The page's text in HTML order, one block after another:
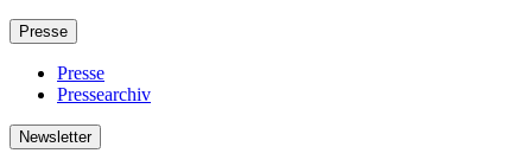
Presse
Presse
Pressearchiv
Newsletter